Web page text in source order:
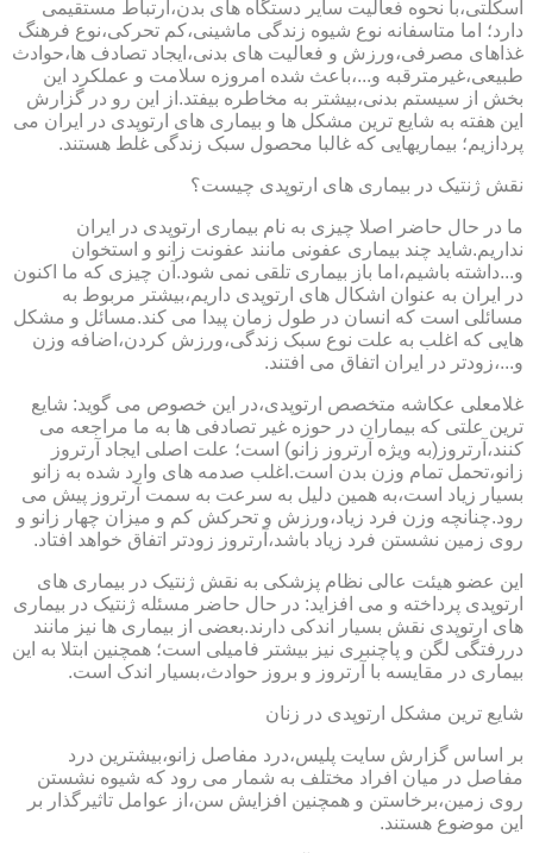
اسکلتی،با نحوه فعالیت سایر دستگاه های بدن،ارتباط مستقیمی
دارد؛ اما متاسفانه نوع شیوه زندگی ماشینی،کم تحرکی،نوع فرهنگ
غذاهای مصرفی،ورزش و فعالیت های بدنی،ایجاد تصادف ها،حوادث
طبیعی،غیرمترقبه و...،باعث شده امروزه سلامت و عملکرد این
بخش از سیستم بدنی،بیشتر به مخاطره بیفتد.از این رو در گزارش
این هفته به شایع ترین مشکل ها و بیماری های ارتوپدی در ایران می
پردازیم؛ بیماریهایی که غالبا محصول سبک زندگی غلط هستند.
نقش ژنتیک در بیماری های ارتوپدی چیست؟
ما در حال حاضر اصلا چیزی به نام بیماری ارتوپدی در ایران
نداریم.شاید چند بیماری عفونی مانند عفونت زانو و استخوان
و...داشته باشیم،اما باز بیماری تلقی نمی شود.آن چیزی که ما اکنون
در ایران به عنوان اشکال های ارتوپدی داریم،بیشتر مربوط به
مسائلی است که انسان در طول زمان پیدا می کند.مسائل و مشکل
هایی که اغلب به علت نوع سبک زندگی،ورزش کردن،اضافه وزن
و...،زودتر در ایران اتفاق می افتند.
غلامعلی عکاشه متخصص ارتوپدی،در این خصوص می گوید: شایع
ترین علتی که بیماران در حوزه غیر تصادفی ها به ما مراجعه می
کنند،آرتروز(به ویژه آرتروز زانو) است؛ علت اصلی ایجاد آرتروز
زانو،تحمل تمام وزن بدن است.اغلب صدمه های وارد شده به زانو
بسیار زیاد است،به همین دلیل به سرعت به سمت آرتروز پیش می
رود.چنانچه وزن فرد زیاد،ورزش و تحرکش کم و میزان چهار زانو و
روی زمین نشستن فرد زیاد باشد،آرتروز زودتر اتفاق خواهد افتاد.
این عضو هیئت عالی نظام پزشکی به نقش ژنتیک در بیماری های
ارتوپدی پرداخته و می افزاید: در حال حاضر مسئله ژنتیک در بیماری
های ارتوپدی نقش بسیار اندکی دارند.بعضی از بیماری ها نیز مانند
دررفتگی لگن و پاچنبری نیز بیشتر فامیلی است؛ همچنین ابتلا به این
بیماری در مقایسه با آرتروز و بروز حوادث،بسیار اندک است.
شایع ترین مشکل ارتوپدی در زنان
بر اساس گزارش سایت پلیس،درد مفاصل زانو،بیشترین درد
مفاصل در میان افراد مختلف به شمار می رود که شیوه نشستن
روی زمین،برخاستن و همچنین افزایش سن،از عوامل تاثیرگذار بر
این موضوع هستند.